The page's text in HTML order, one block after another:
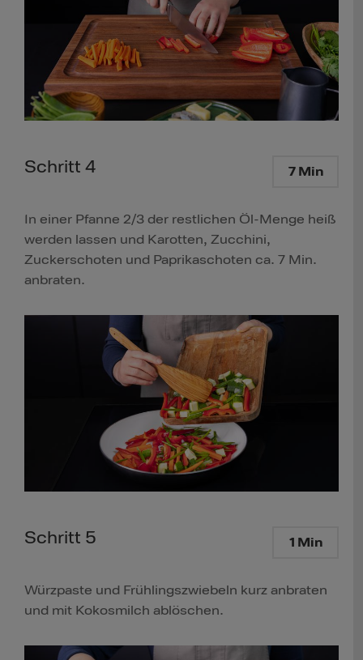
Schritt 4 7 Min
In einer Pfanne 2/3 der restlichen Öl-Menge heiß
werden lassen und Karotten, Zucchini,
Zuckerschoten und Paprikaschoten ca. 7 Min.
anbraten.
Schritt 5 1 Min
Würzpaste und Frühlingszwiebeln kurz anbraten
und mit Kokosmilch ablöschen.